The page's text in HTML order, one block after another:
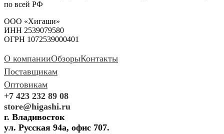
по всей РФ
ООО «Хигаши»
ИНН 2539079580
ОГРН 1072539000401
О компанииОбзорыКонтакты
Поставщикам
Оптовикам
+7 423 232 89 08
store@higashi.ru
г. Владивосток
ул. Русская 94а, офис 707.